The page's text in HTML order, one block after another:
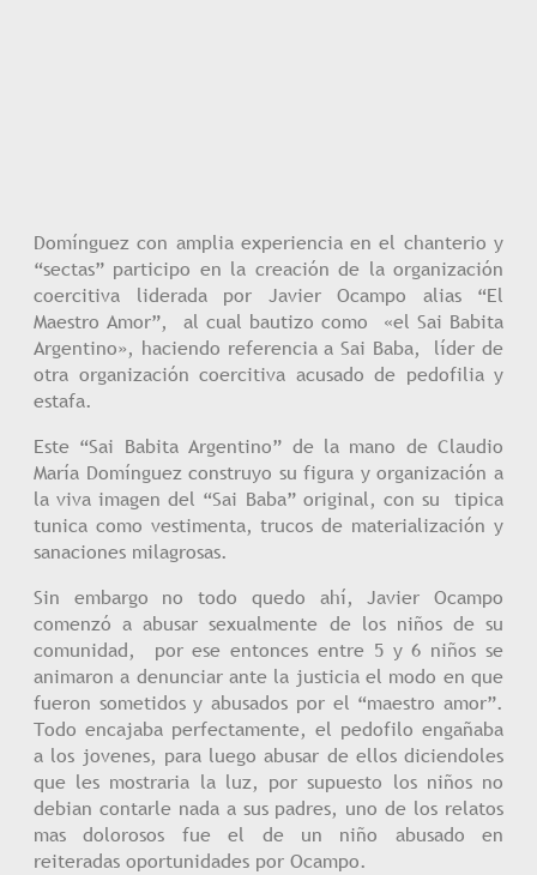
Domínguez con amplia experiencia en el chanterio y
“sectas” participo en la creación de la organización
coercitiva liderada por Javier Ocampo alias “El
Maestro Amor”, al cual bautizo como «el Sai Babita
Argentino», haciendo referencia a Sai Baba, líder de
otra organización coercitiva acusado de pedofilia y
estafa.
Este “Sai Babita Argentino” de la mano de Claudio
María Domínguez construyo su figura y organización a
la viva imagen del “Sai Baba” original, con su tipica
tunica como vestimenta, trucos de materialización y
sanaciones milagrosas.
Sin embargo no todo quedo ahí, Javier Ocampo
comenzó a abusar sexualmente de los niños de su
comunidad, por ese entonces entre 5 y 6 niños se
animaron a denunciar ante la justicia el modo en que
fueron sometidos y abusados por el “maestro amor”.
Todo encajaba perfectamente, el pedofilo engañaba
a los jovenes, para luego abusar de ellos diciendoles
que les mostraria la luz, por supuesto los niños no
debian contarle nada a sus padres, uno de los relatos
mas dolorosos fue el de un niño abusado en
reiteradas oportunidades por Ocampo.